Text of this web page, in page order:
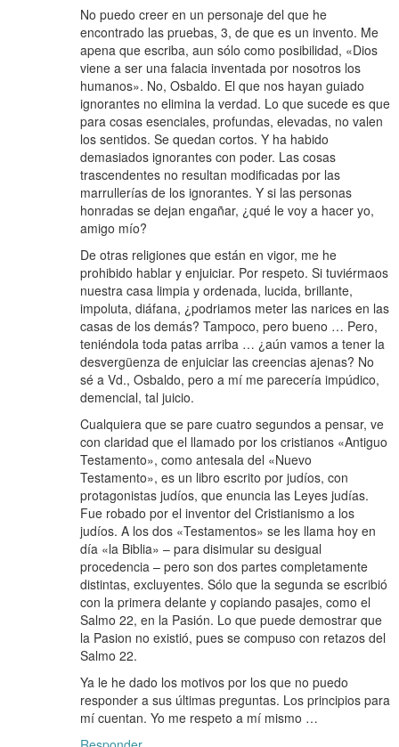
No puedo creer en un personaje del que he
encontrado las pruebas, 3, de que es un invento. Me
apena que escriba, aun sólo como posibilidad, «Dios
viene a ser una falacia inventada por nosotros los
humanos». No, Osbaldo. El que nos hayan guiado
ignorantes no elimina la verdad. Lo que sucede es que
para cosas esenciales, profundas, elevadas, no valen
los sentidos. Se quedan cortos. Y ha habido
demasiados ignorantes con poder. Las cosas
trascendentes no resultan modificadas por las
marrullerías de los ignorantes. Y si las personas
honradas se dejan engañar, ¿qué le voy a hacer yo,
amigo mío?
De otras religiones que están en vigor, me he
prohibido hablar y enjuiciar. Por respeto. Si tuviérmaos
nuestra casa limpia y ordenada, lucida, brillante,
impoluta, diáfana, ¿podriamos meter las narices en las
casas de los demás? Tampoco, pero bueno … Pero,
teniéndola toda patas arriba … ¿aún vamos a tener la
desvergüenza de enjuiciar las creencias ajenas? No
sé a Vd., Osbaldo, pero a mí me parecería impúdico,
demencial, tal juicio.
Cualquiera que se pare cuatro segundos a pensar, ve
con claridad que el llamado por los cristianos «Antiguo
Testamento», como antesala del «Nuevo
Testamento», es un libro escrito por judíos, con
protagonistas judíos, que enuncia las Leyes judías.
Fue robado por el inventor del Cristianismo a los
judíos. A los dos «Testamentos» se les llama hoy en
día «la Biblia» – para disimular su desigual
procedencia – pero son dos partes completamente
distintas, excluyentes. Sólo que la segunda se escribió
con la primera delante y copiando pasajes, como el
Salmo 22, en la Pasión. Lo que puede demostrar que
la Pasion no existió, pues se compuso con retazos del
Salmo 22.
Ya le he dado los motivos por los que no puedo
responder a sus últimas preguntas. Los principios para
mí cuentan. Yo me respeto a mí mismo …